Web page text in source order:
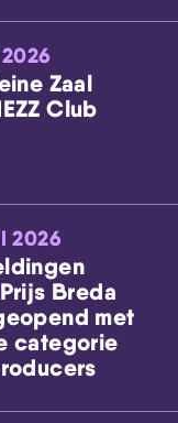
Zaal
Club
2026
Breda
met
categorie